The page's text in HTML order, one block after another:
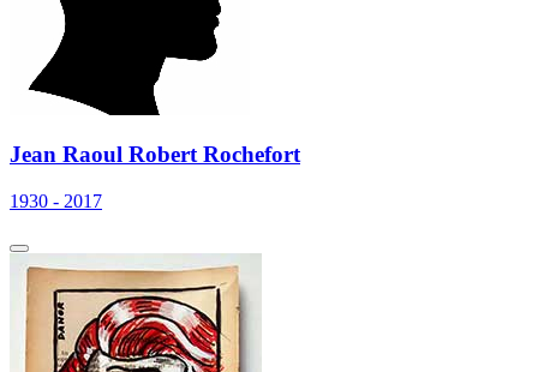
Jean Raoul Robert Rochefort
1930 - 2017